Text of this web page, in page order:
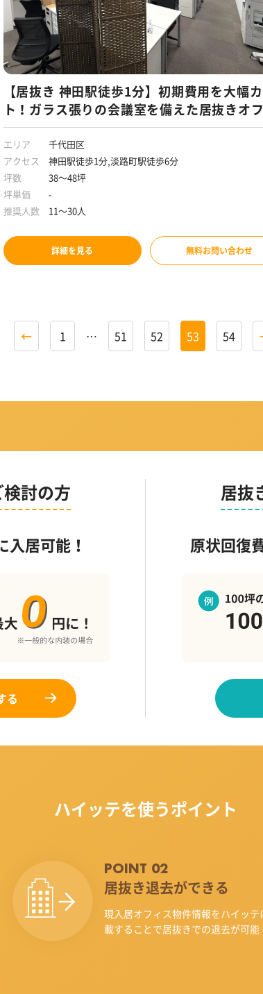
【居抜き 神田駅徒歩1分】初期費用を大幅
ト！ガラス張りの会議室を備えた居抜きオ
ス
エリア
千代田区
アクセス
神田駅徒歩1分,淡路町駅徒歩6分
坪数
38～48坪
坪単価
-
推奨人数
11～30人
詳細を見る 無料お問い合わせ
← 1 … 51 52 53 54
討の方
入居可能！
る
居抜
原状回復
ハイッテを使うポイント
POINT 02
居抜き退去ができる
現入居オフィス物件情報をハイッテ
載することで居抜きでの退去が可能